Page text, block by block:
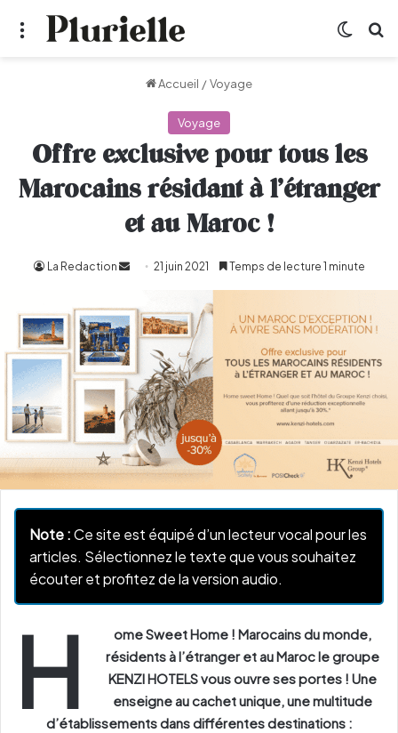
Menu
Accueil /Voyage
Voyage
Offre exclusive pour tous les
Marocains résidant à l’étranger
et au Maroc !
La Redaction
Envoyer
courriel
21 juin 2021 Temps de lecture 1 minute
Note :Ce site est équipé d’un lecteur vocal pour les
articles. Sélectionnez le texte que vous souhaitez
écouter et profitez de la version audio.
H
ome Sweet Home ! Marocains du monde,
résidents à l’étranger et au Maroc le groupe
KENZI HOTELS vous ouvre ses portes ! Une
enseigne au cachet unique, une multitude
d’établissements dans différentes destinations :